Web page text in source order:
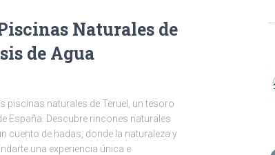
Naturales de
de Agua
piscinas naturales de Teruel, un tesoro
España. Descubre rincones naturales
cuento de hadas, donde la naturaleza y
una experiencia única e